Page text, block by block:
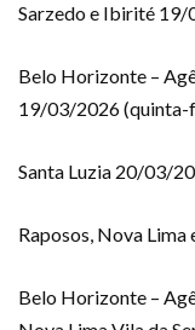
Sarzedo e Ibirité
Belo Horizonte –
19/03/2026 (quinta-
Santa Luzia 20/03/
Raposos, Nova
Belo Horizonte –